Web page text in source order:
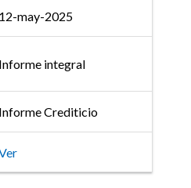
Fitch)
de
12-may-2025
Informe integral
Informe Crediticio